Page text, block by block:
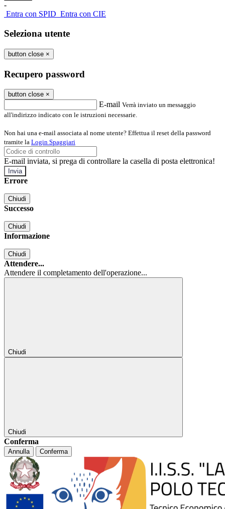
-
Entra con SPID Entra con CIE
Seleziona utente
button close ×
Recupero password
button close ×
E-mail Verrà inviato un messaggio
all'indirizzo indicato con le istruzioni necessarie.
Non hai una e-mail associata al nome utente? Effettua il reset della password
tramite la Login Spaggiari
E-mail inviata, si prega di controllare la casella di posta elettronica!
Errore
Chiudi
Successo
Chiudi
Informazione
Chiudi
Attendere...
Attendere il completamento dell'operazione...
Chiudi
Chiudi
Conferma
Annulla Conferma